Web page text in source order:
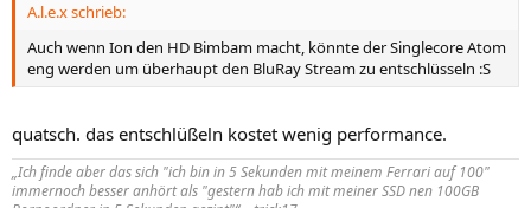
A.l.e.x schrieb:
Auch wenn Ion den HD Bimbam macht, könnte der Singlecore Atom
eng werden um überhaupt den BluRay Stream zu entschlüsseln :S
quatsch. das entschlüßeln kostet wenig performance.
„Ich finde aber das sich "ich bin in 5 Sekunden mit meinem Ferrari auf 100"
immernoch besser anhört als "gestern hab ich mit meiner SSD nen 100GB